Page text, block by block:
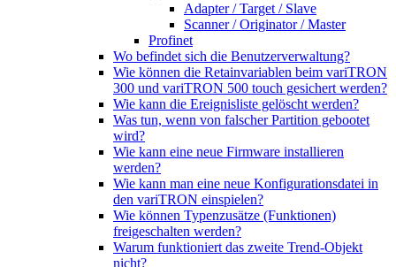
Adapter / Target / Slave
Scanner / Originator / Master
Profinet
Wo befindet sich die Benutzerverwaltung?
Wie können die Retainvariablen beim variTRON
300 und variTRON 500 touch gesichert werden?
Wie kann die Ereignisliste gelöscht werden?
Was tun, wenn von falscher Partition gebootet
wird?
Wie kann eine neue Firmware installieren
werden?
Wie kann man eine neue Konfigurationsdatei in
den variTRON einspielen?
Wie können Typenzusätze (Funktionen)
freigeschalten werden?
Warum funktioniert das zweite Trend-Objekt
nicht?